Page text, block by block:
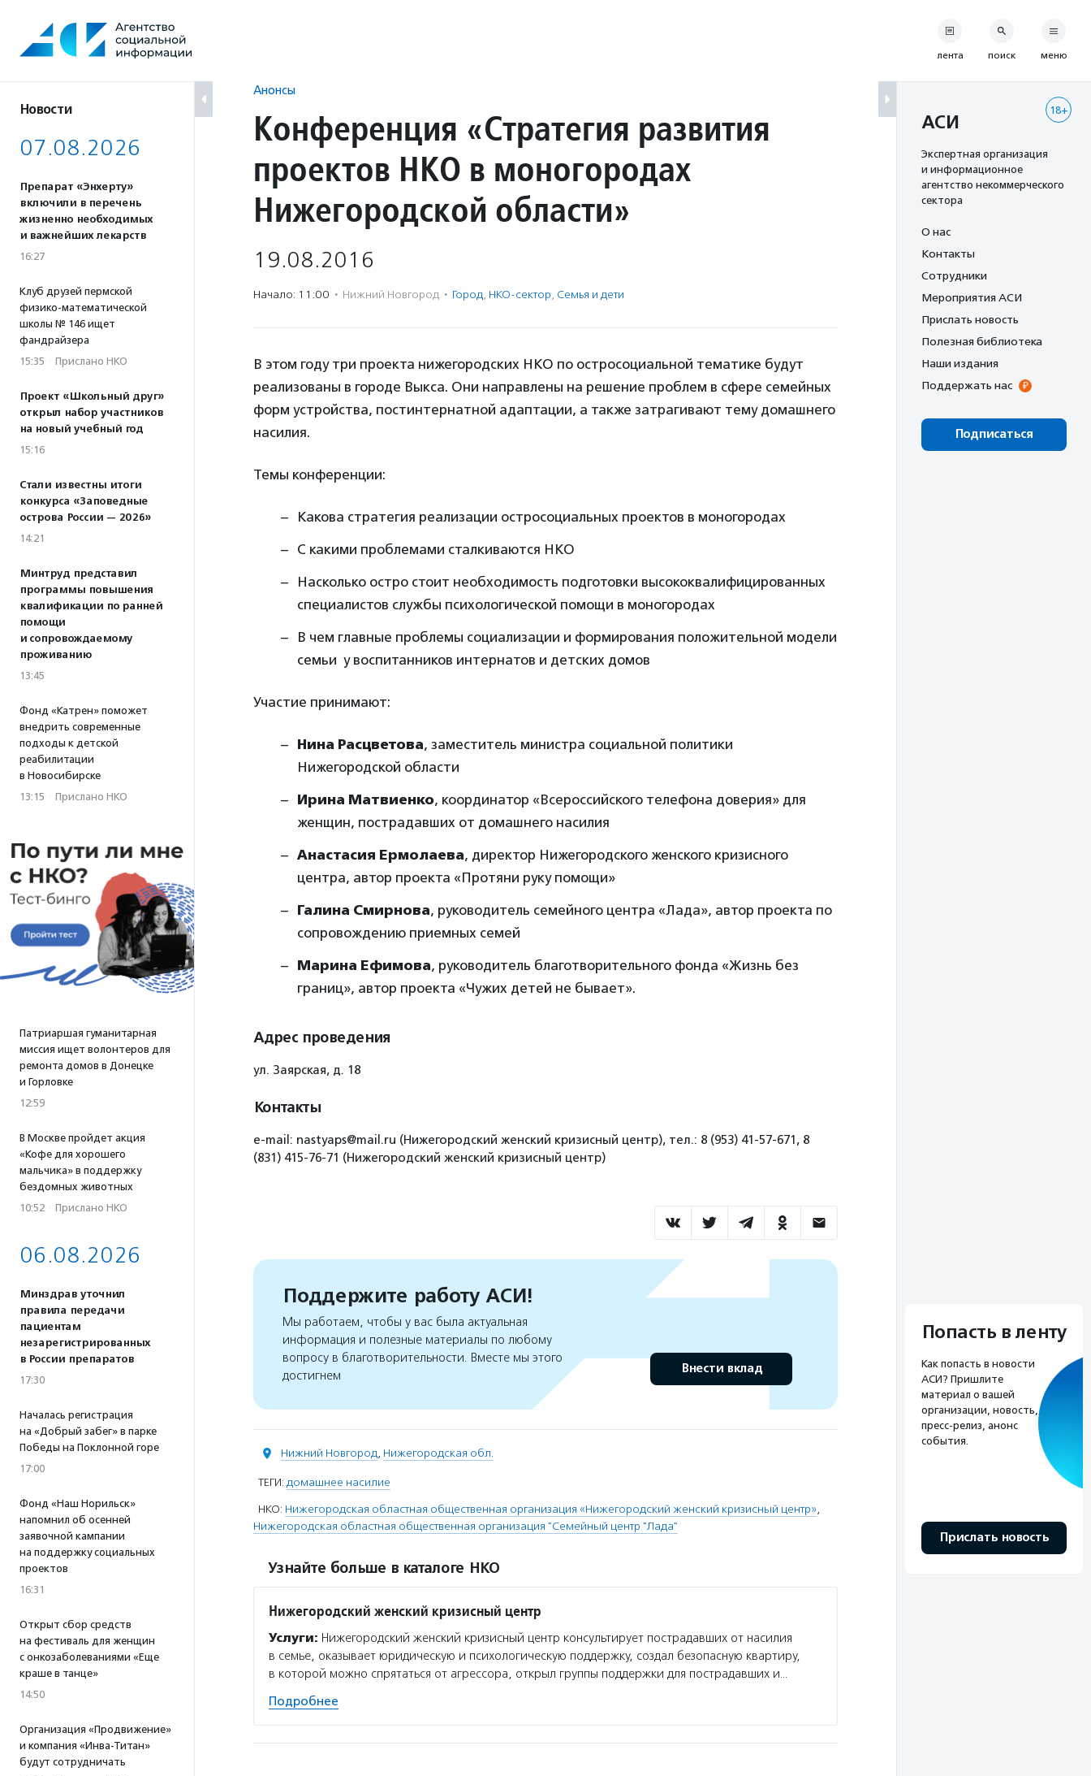
содержанию
Новости
07.08.2026
Препарат «Энхерту»
включили в перечень
жизненно необходимых
и важнейших лекарств
16:27
Клуб друзей пермской
физико-математической
школы № 146 ищет
фандрайзера
15:35 · Прислано НКО
Проект «Школьный друг»
открыл набор участников
на новый учебный год
15:16
Стали известны итоги
конкурса «Заповедные
острова России — 2026»
14:21
Минтруд представил
программы повышения
квалификации по ранней
помощи
и сопровождаемому
проживанию
13:45
Фонд «Катрен» поможет
внедрить современные
подходы к детской
реабилитации
в Новосибирске
13:15 · Прислано НКО
Патриаршая гуманитарная
миссия ищет волонтеров для
ремонта домов в Донецке
и Горловке
12:59
В Москве пройдет акция
«Кофе для хорошего
мальчика» в поддержку
бездомных животных
10:52 · Прислано НКО
06.08.2026
Минздрав уточнил
правила передачи
пациентам
незарегистрированных
в России препаратов
17:30
Началась регистрация
на «Добрый забег» в парке
Победы на Поклонной горе
17:00
Фонд «Наш Норильск»
напомнил об осенней
заявочной кампании
на поддержку социальных
проектов
16:31
Открыт сбор средств
на фестиваль для женщин
с онкозаболеваниями «Еще
краше в танце»
14:50
Организация «Продвижение»
и компания «Инва-Титан»
будут сотрудничать
Анонсы
Конференция «Стратегия развития
проектов НКО в моногородах
Нижегородской области»
19.08.2016
Начало: 11:00 · Нижний Новгород · Город, НКО-сектор, Семья и дети
В этом году три проекта нижегородских НКО по остросоциальной тематике будут
реализованы в городе Выкса. Они направлены на решение проблем в сфере семейных
форм устройства, постинтернатной адаптации, а также затрагивают тему домашнего
насилия.
Темы конференции:
Какова стратегия реализации остросоциальных проектов в моногородах
С какими проблемами сталкиваются НКО
Насколько остро стоит необходимость подготовки высококвалифицированных
специалистов службы психологической помощи в моногородах
В чем главные проблемы социализации и формирования положительной модели
семьи у воспитанников интернатов и детских домов
Участие принимают:
Нина Расцветова, заместитель министра социальной политики
Нижегородской области
Ирина Матвиенко, координатор «Всероссийского телефона доверия» для
женщин, пострадавших от домашнего насилия
Анастасия Ермолаева, директор Нижегородского женского кризисного
центра, автор проекта «Протяни руку помощи»
Галина Смирнова, руководитель семейного центра «Лада», автор проекта по
сопровождению приемных семей
Марина Ефимова, руководитель благотворительного фонда «Жизнь без
границ», автор проекта «Чужих детей не бывает».
Адрес проведения
ул. Заярская, д. 18
Контакты
e-mail: nastyaps@mail.ru (Нижегородский женский кризисный центр), тел.: 8 (953) 41-57-671, 8
(831) 415-76-71 (Нижегородский женский кризисный центр)
Поддержите работу АСИ!
Мы работаем, чтобы у вас была актуальная
информация и полезные материалы по любому
вопросу в благотворительности. Вместе мы этого
достигнем
Внести вклад
Нижний Новгород, Нижегородская обл.
ТЕГИ: домашнее насилие
НКО: Нижегородская областная общественная организация «Нижегородский женский кризисный центр»,
Нижегородская областная общественная организация "Семейный центр "Лада"
Узнайте больше в каталоге НКО
Нижегородский женский кризисный центр
Услуги: Нижегородский женский кризисный центр консультирует пострадавших от насилия
в семье, оказывает юридическую и психологическую поддержку, создал безопасную квартиру,
в которой можно спрятаться от агрессора, открыл группы поддержки для пострадавших и…
Подробнее
лента поиск меню
18+
АСИ
Экспертная организация
и информационное
агентство некоммерческого
сектора
О нас
Контакты
Сотрудники
Мероприятия АСИ
Прислать новость
Полезная библиотека
Наши издания
Поддержать нас
Подписаться
Попасть в ленту
Как попасть в новости
АСИ? Пришлите
материал о вашей
организации, новость,
пресс-релиз, анонс
события.
Прислать новость